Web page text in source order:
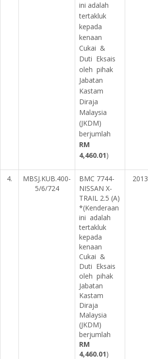
ini adalah
tertakluk
kepada
kenaan
Cukai &
Duti Eksais
oleh pihak
Jabatan
Kastam
Diraja
Malaysia
(JKDM)
berjumlah
RM
4,460.01)
4.
MBSJ.KUB.400-
5/6/724
BMC 7744-
NISSAN X-
TRAIL 2.5 (A)
*(Kenderaan
ini adalah
tertakluk
kepada
kenaan
Cukai &
Duti Eksais
oleh pihak
Jabatan
Kastam
Diraja
Malaysia
(JKDM)
berjumlah
RM
4,460.01)
2013